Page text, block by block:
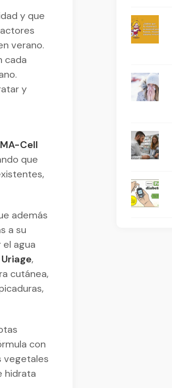
y que
verano.
cada
y
Cell
que
además
a su
agua
,
cutánea,
con
vegetales
hidrata